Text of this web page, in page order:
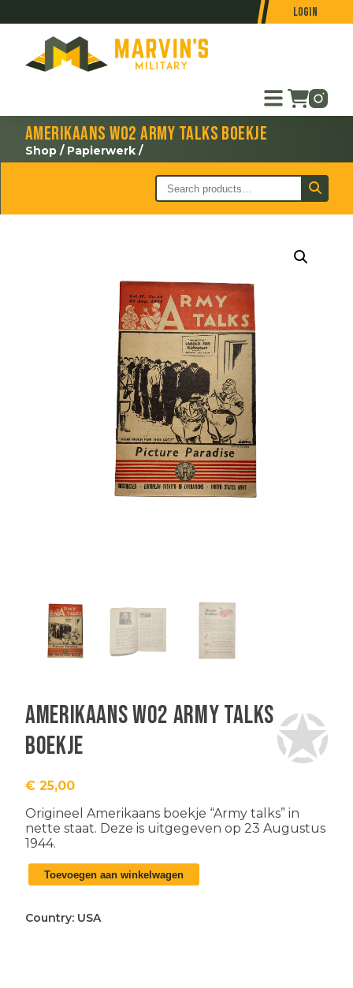
Login
Amerikaans WO2 army talks boekje
Shop / Papierwerk /
Amerikaans WO2 army talks
boekje
€ 25,00
Origineel Amerikaans boekje “Army talks” in
nette staat. Deze is uitgegeven op 23 Augustus
1944.
Amerikaans
WO2
talks
Toevoegen aan winkelwagen
Country: USA